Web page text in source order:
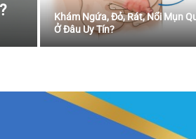
Khám Ngứa, Đỏ, Rát, Nổi Mụn
Ở Đâu Uy Tín?